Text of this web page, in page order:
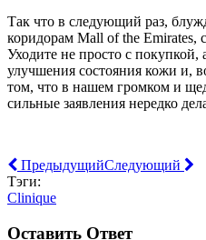
Так что в следующий раз,
коридорам Mall of the Emirates,
Уходите не просто с покупкой,
улучшения состояния кожи и,
том, что в нашем громком и
сильные заявления нередко
ПредыдущийСледующий
Тэги:
Clinique
Оставить Ответ